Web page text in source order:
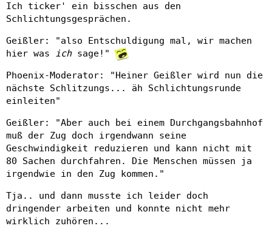
Ich ticker' ein bisschen aus den
Schlichtungsgesprächen.
Geißler: "also Entschuldigung mal, wir machen
hier was ichsage!"
Phoenix-Moderator: "Heiner Geißler wird nun die
nächste Schlitzungs... äh Schlichtungsrunde
einleiten"
Geißler: "Aber auch bei einem Durchgangsbahnhof
muß der Zug doch irgendwann seine
Geschwindigkeit reduzieren und kann nicht mit
80 Sachen durchfahren. Die Menschen müssen ja
irgendwie in den Zug kommen."
Tja.. und dann musste ich leider doch
dringender arbeiten und konnte nicht mehr
wirklich zuhören...